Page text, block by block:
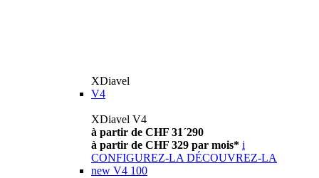
XDiavel
V4
XDiavel V4
à partir de CHF 31´290
à partir de CHF 329 par mois* i
CONFIGUREZ-LA DÉCOUVREZ-LA
new V4 100